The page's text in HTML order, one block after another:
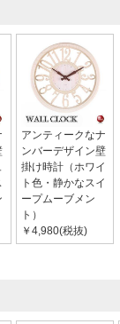
アンティークなナ
ンバーデザイン壁
掛け時計（ホワイ
ト色・静かなスイ
ープムーブメン
ト）
￥4,980(税抜)